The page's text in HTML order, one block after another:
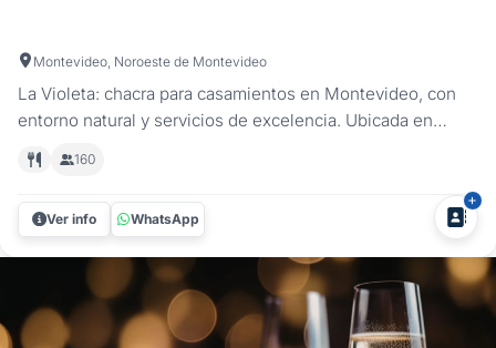
Montevideo, Noroeste de Montevideo
La Violeta: chacra para casamientos en Montevideo, con
entorno natural y servicios de excelencia. Ubicada en
Toledo Chico, Montevideo, Chacra La Violeta es el lugar
ideal para celebrar tu boda en un entorno natural, elegante
y completamente equipado. Rodeada de amplios espacios
verdes y con un...
160
Ver info WhatsApp